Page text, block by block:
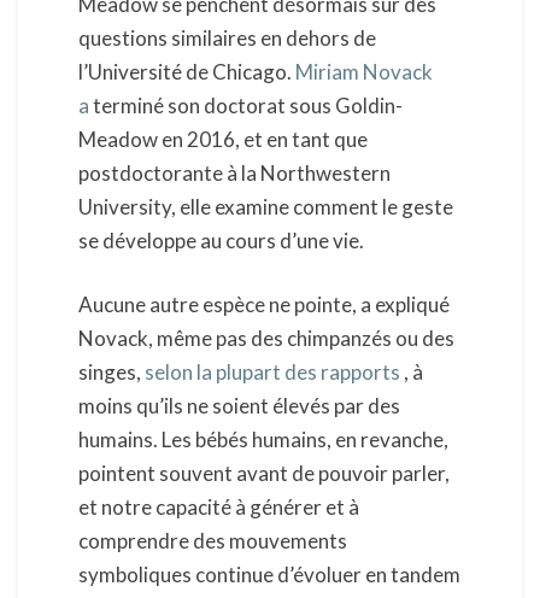
questions similaires en dehors de
l’Université de Chicago. Miriam Novack
aterminé son doctorat sous Goldin-
Meadow en 2016, et en tant que
postdoctorante à la Northwestern
University, elle examine comment le geste
se développe au cours d’une vie.
Aucune autre espèce ne pointe, a expliqué
Novack, même pas des chimpanzés ou des
singes, selon la plupart des rapports , à
moins qu’ils ne soient élevés par des
humains. Les bébés humains, en revanche,
pointent souvent avant de pouvoir parler,
et notre capacité à générer et à
comprendre des mouvements
symboliques continue d’évoluer en tandem